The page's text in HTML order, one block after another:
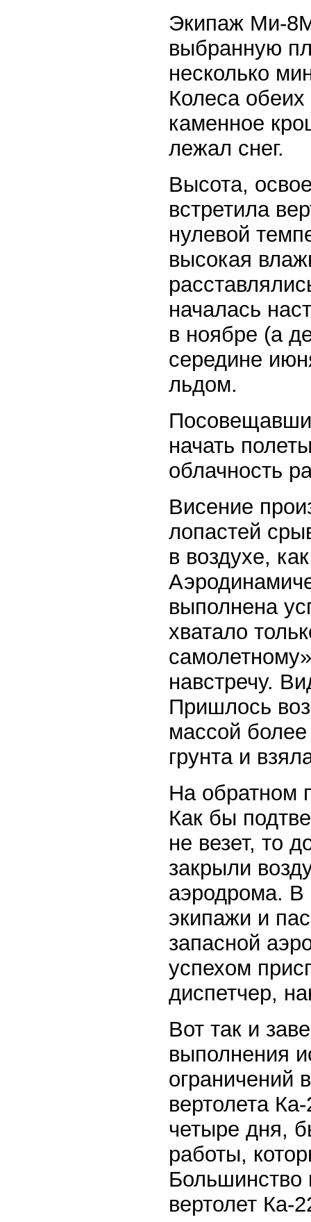
Экипаж Ми-
выбранную
несколько
Колеса
каменное
лежал снег.
Высота,
встретила
нулевой
высокая
началась
в ноябре (а
середине
льдом.
начать
облачность
Висение
лопастей
в воздухе,
выполнена
хватало
навстречу.
Пришлось
массой более
грунта и
На обратном
Как бы
не везет, то
закрыли
аэродрома. В
экипажи и
запасной
успехом
диспетчер,
Вот так и
выполнения
ограничений
вертолета
четыре дня,
работы,
Большинство
вертолет Ка-